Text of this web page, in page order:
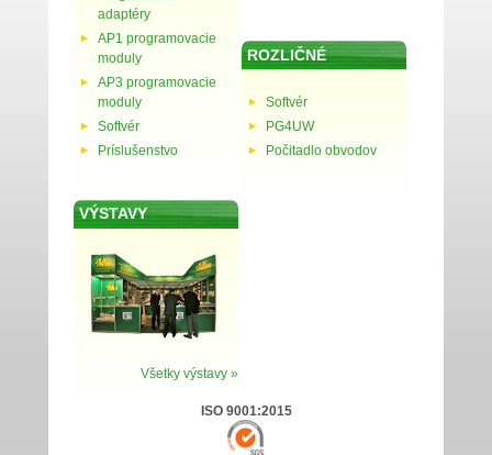
adaptéry
AP1 programovacie
moduly
AP3 programovacie
moduly
Softvér
Príslušenstvo
ROZLIČNÉ
Softvér
PG4UW
Počitadlo obvodov
VÝSTAVY
Všetky výstavy »
ISO 9001:2015